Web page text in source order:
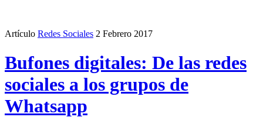
Artículo Redes Sociales 2 Febrero 2017
Bufones digitales: De las redes
sociales a los grupos de
Whatsapp